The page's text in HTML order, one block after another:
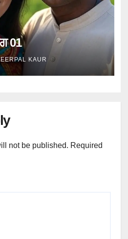
01
KAUR
not be published. Required